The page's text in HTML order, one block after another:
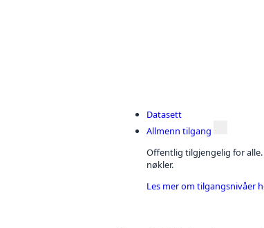
Datasett
Allmenn tilgang
Offentlig tilgjengelig for
nøkler.
Les mer om tilgangsnivåer